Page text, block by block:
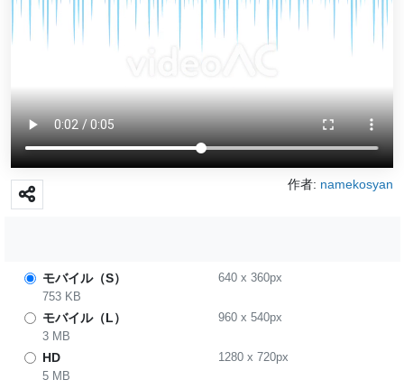
作者: namekosyan
モバイル（S） 640x 360px
753 KB
モバイル（L） 960x 540px
3 MB
HD 1280x 720px
5 MB